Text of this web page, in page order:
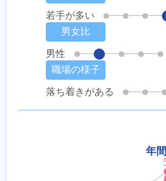
若手が多い
男女比
男性
職場の様子
落ち着きがある